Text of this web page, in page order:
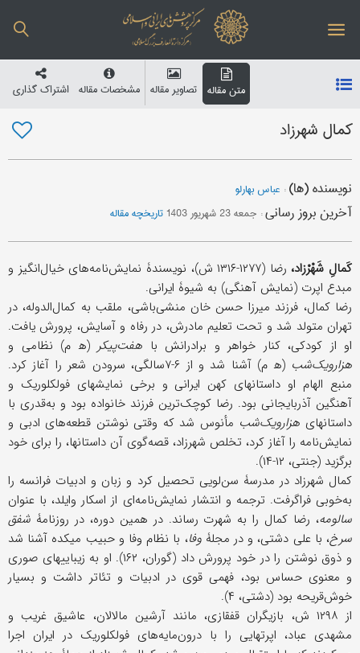
متن مقاله تصاویر مقاله مشخصات مقاله اشتراک گذاری
کمال شهرزاد
نویسنده (ها): عباس بهارلو
آخرین بروز رسانی: جمعه 23 شهریور 1403 تاریخچه مقاله
کَمالِ شَهْرْزاد،
رضا (۱۲۷۷-۱۳۱۶ ش)، نویسندۀ نمایش‌نامه‌های خیال‌انگیز و
مبدع اپرت (نمایش آهنگی) به شیوۀ ایرانی.
رضا کمال، فرزند میرزا حسن خان منشی‌باشی، ملقب به کمال‌الدوله، در
تهران متولد شد و تحت تعلیم مادرش، در رفاه و آسایش، پرورش یافت.
او از کودکی، کنار خواهر و برادرانش با هفت‌پیکر(ه‍ م) نظامی و
هزارویک‌شب
(ه‍ م) آشنا شد و از ۶-۷سالگی، سرودن شعر را آغاز کرد.
منبع الهام او داستانهای کهن ایرانی و برخی نمایشهای فولکلوریک و
آهنگین آذربایجانی بود. رضا کوچک‌ترین فرزند خانواده بود و به‌قدری با
داستانهای هزارویک‌شب مأنوس شد که وقتی نوشتن قطعه‌های ادبی و
نمایش‌نامه را آغاز کرد، تخلص شهرزاد، قصه‌گوی آن داستانها، را برای خود
برگزید (جنتی، ۱۲-۱۴).
کمال شهرزاد در مدرسۀ سن‌لویی تحصیل کرد و زبان و ادبیات فرانسه را
به‌خوبی فراگرفت. ترجمه و انتشار نمایش‌نامه‌ای از اسکار وایلد، با عنوان
سالومه، رضا کمال را به شهرت رساند. در همین دوره، در روزنامۀ شفق
سرخ، با علی دشتی، و در مجلۀوفا، با نظام وفا و حبیب میکده آشنا شد
و ذوق نوشتن را در خود پرورش داد (گوران، ۱۶۲). او به زیباییهای صوری
و معنوی حساس بود، فهمی قوی در ادبیات و تئاتر داشت و بسیار
خوش‌قریحه بود (دشتی، ۴).
از ۱۲۹۸ ش، بازیگران قفقازی، مانند آرشین مالالان، عاشیق غریب و
مشهدی عباد، اپرتهایی را با درون‌مایه‌های فولکلوریک در ایران اجرا